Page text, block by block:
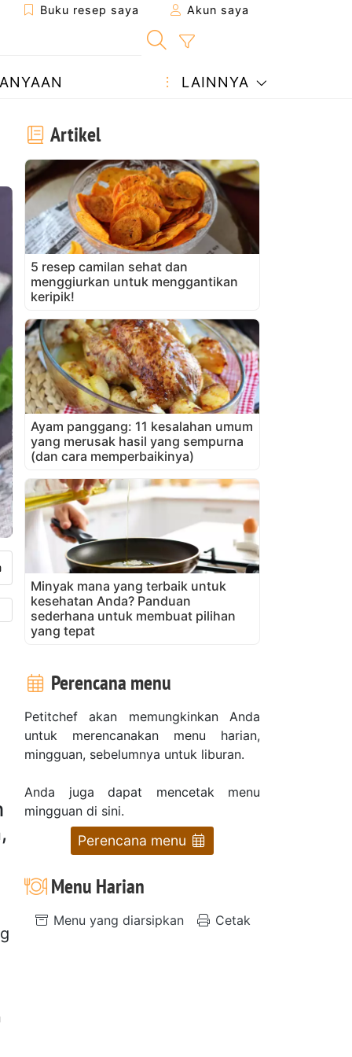
Buku resep saya Akun saya
LAINNYA
Artikel
5 resep camilan sehat dan
menggiurkan untuk menggantikan
keripik!
Ayam panggang: 11 kesalahan umum
yang merusak hasil yang sempurna
(dan cara memperbaikinya)
Minyak mana yang terbaik untuk
kesehatan Anda? Panduan
sederhana untuk membuat pilihan
yang tepat
Perencana menu
Petitchef akan memungkinkan Anda
untuk merencanakan menu harian,
mingguan, sebelumnya untuk liburan.
Anda juga dapat mencetak menu
mingguan di sini.
Perencana menu
Menu Harian
Menu yang diarsipkan Cetak